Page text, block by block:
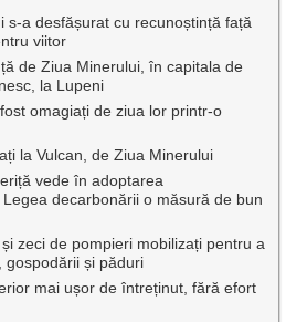
s-a desfășurat cu recunoștință față
viitor
de Ziua Minerului, în capitala de
la Lupeni
omagiați de ziua lor printr-o
la Vulcan, de Ziua Minerului
vede în adoptarea
decarbonării o măsură de bun
zeci de pompieri mobilizați pentru a
gospodării și păduri
mai ușor de întreținut, fără efort